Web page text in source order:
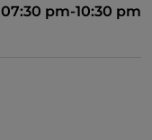
07:30 pm-10:30 pm